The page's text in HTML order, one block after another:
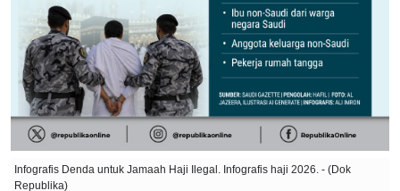
Infografis Denda untuk Jamaah Haji Ilegal. Infografis haji 2026. - (Dok
Republika)